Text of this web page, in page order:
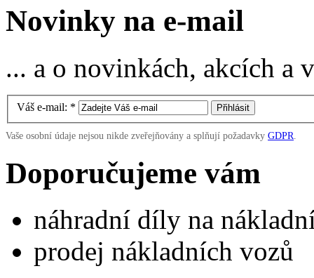
Novinky na e-mail
... a o novinkách, akcích
Váš e-mail: *
Vaše osobní údaje nejsou nikde zveřejňovány a splňují požadavky GDPR
Doporučujeme vám
náhradní díly na
prodej nákladních vozů